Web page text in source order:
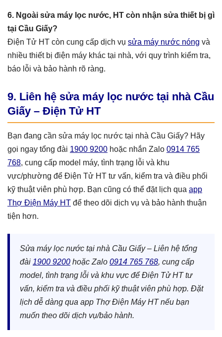
6. Ngoài sửa máy lọc nước, HT còn nhận sửa thiết bị gì
tại Cầu Giấy?
Điện Tử HT còn cung cấp dịch vụ sửa máy nước nóng và
nhiều thiết bị điện máy khác tại nhà, với quy trình kiểm tra,
báo lỗi và bảo hành rõ ràng.
9. Liên hệ sửa máy lọc nước tại nhà Cầu
Giấy – Điện Tử HT
Bạn đang cần sửa máy lọc nước tại nhà Cầu Giấy? Hãy
gọi ngay tổng đài 1900 9200 hoặc nhắn Zalo 0914 765
768, cung cấp model máy, tình trạng lỗi và khu
vực/phường để Điện Tử HT tư vấn, kiểm tra và điều phối
kỹ thuật viên phù hợp. Bạn cũng có thể đặt lịch qua app
Thợ Điện Máy HT để theo dõi dịch vụ và bảo hành thuận
tiện hơn.
Sửa máy lọc nước tại nhà Cầu Giấy – Liên hệ tổng
đài 1900 9200 hoặc Zalo 0914 765 768, cung cấp
model, tình trạng lỗi và khu vực để Điện Tử HT tư
vấn, kiểm tra và điều phối kỹ thuật viên phù hợp. Đặt
lịch dễ dàng qua app Thợ Điện Máy HT nếu bạn
muốn theo dõi dịch vụ/bảo hành.